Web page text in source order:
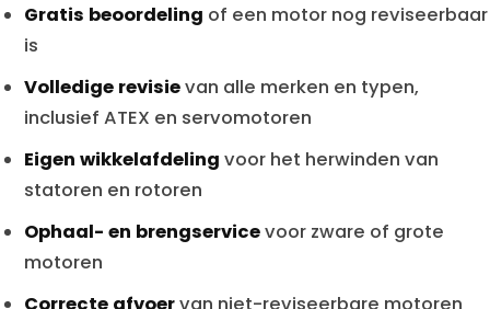
Gratis beoordeling of een motor nog reviseerbaar
is
Volledige revisievan alle merken en typen,
inclusief ATEX en servomotoren
Eigen wikkelafdeling voor het herwinden van
statoren en rotoren
Ophaal- en brengservicevoor zware of grote
motoren
Correcte afvoervan niet-reviseerbare motoren